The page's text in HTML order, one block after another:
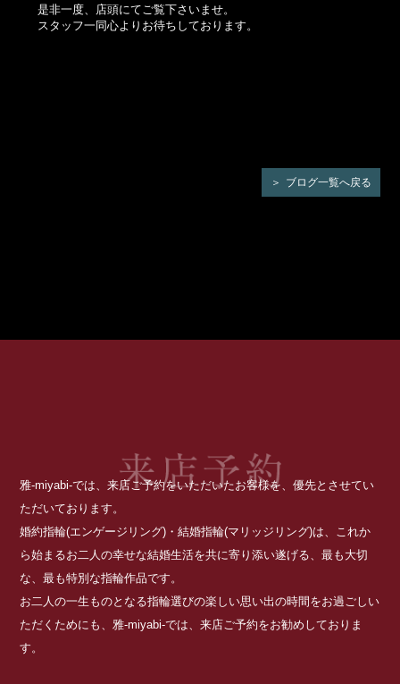
是非一度、店頭にてご覧下さいませ。
スタッフ一同心よりお待ちしております。
ブログ一覧へ戻る
雅-miyabi-では、来店ご予約をいただいたお客様を、優先とさせてい
ただいております。
婚約指輪(エンゲージリング)・結婚指輪(マリッジリング)は、これか
ら始まるお二人の幸せな結婚生活を共に寄り添い遂げる、最も大切
な、最も特別な指輪作品です。
お二人の一生ものとなる指輪選びの楽しい思い出の時間をお過ごしい
ただくためにも、雅-miyabi-では、来店ご予約をお勧めしておりま
す。